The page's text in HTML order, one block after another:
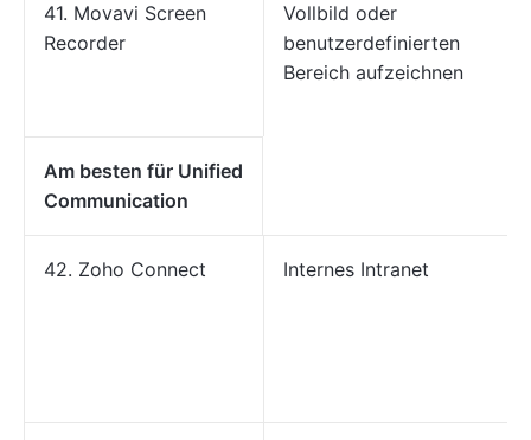
41. Movavi Screen
Recorder
Vollbild oder
benutzerdefinierten
Bereich aufzeichnen
Am besten für Unified
Communication
42. Zoho Connect Internes Intranet